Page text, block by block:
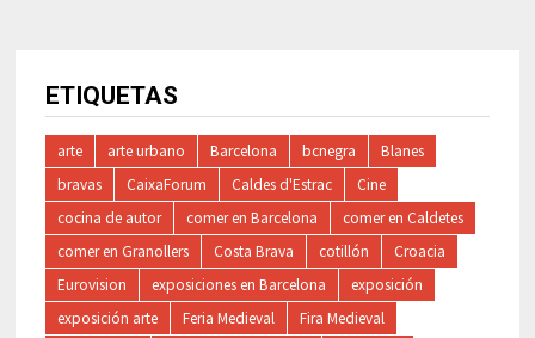
ETIQUETAS
arte arte urbano Barcelona bcnegra
Blanes
bravas
CaixaForum Caldes d'Estrac
Cine
cocina de autor
comer en Barcelona
comer en Caldetes
comer en Granollers
Costa Brava cotillón
Croacia
Eurovision
exposiciones en Barcelona
exposición
exposición arte
Feria Medieval
Fira Medieval